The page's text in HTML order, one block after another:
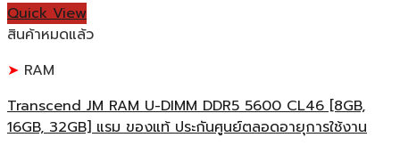
Quick View
สินค้าหมดแล้ว
RAM
Transcend JM RAM U-DIMM DDR5 5600 CL46 [8GB,
16GB, 32GB] แรม ของแท้ ประกันศูนย์ตลอดอายุการใช้งาน